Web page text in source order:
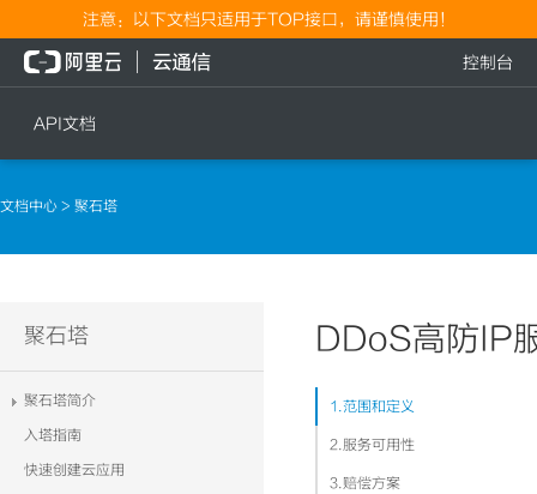
注意：以下文档只适用于TOP接口，请谨慎使用！
API文档
流量充值档位查询
控制台
文档中心 > 聚石塔
聚石塔
聚石塔简介
入塔指南
快速创建云应用
DDoS高防IP
1.范围和定义
2.服务可用性
3.赔偿方案